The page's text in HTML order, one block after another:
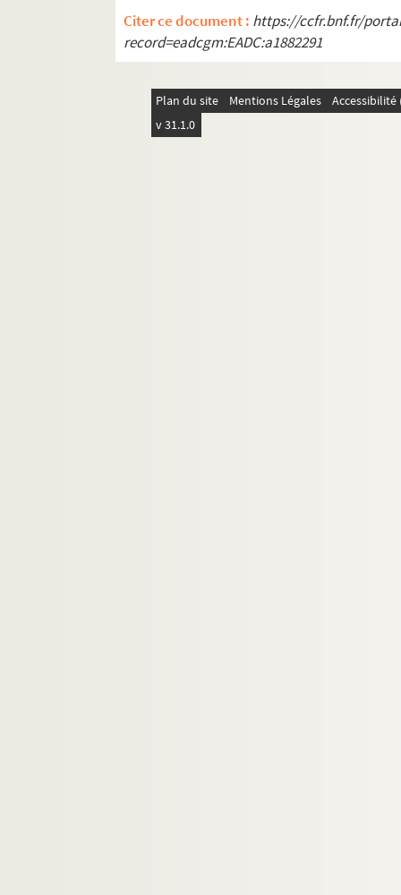
Citer ce document : https://ccfr.bnf.fr/
record=eadcgm:EADC:a1882291
Plan du site Mentions Légales
v 31.1.0